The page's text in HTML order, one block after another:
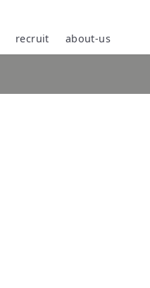
recruit about-us